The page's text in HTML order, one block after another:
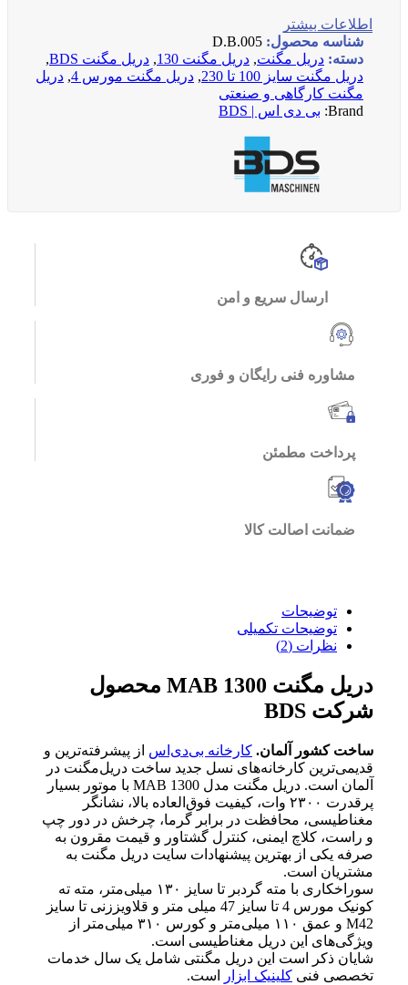
اطلاعات بیشتر
شناسه محصول: D.B.005
دسته: دریل مگنت, دریل مگنت 130 , دریل مگنت BDS
,
دریل مگنت سایز 100 تا 230
, دریل مگنت مورس 4 , دریل
مگنت کارگاهی و صنعتی
Brand: بی دی اس | BDS
ارسال سریع و امن
مشاوره فنی رایگان و فوری
پرداخت مطمئن
ضمانت اصالت کالا
توضیحات
توضیحات تکمیلی
نظرات (2)
دریل مگنت MAB 1300 محصول
شرکت BDS
ساخت کشور آلمان. کارخانه بی‌دی‌اس از پیشرفته‌ترین و
قدیمی‌ترین کارخانه‌های نسل جدید ساخت دریل‌مگنت در
آلمان است. دریل مگنت مدل MAB 1300 با موتور بسیار
پرقدرت ۲۳۰۰ وات، کیفیت فوق‌العاده بالا، نشانگر
مغناطیسی، محافظت در برابر گرما، چرخش در دور چپ
و راست، کلاچ ایمنی، کنترل گشتاور و قیمت مقرون به
صرفه یکی از بهترین پیشنهادات سایت دریل مگنت به
مشتریان است.
سوراخکاری با مته گردبر تا سایز ۱۳۰ میلی‌متر، مته ته
کونیک مورس 4 تا سایز 47 میلی متر و قلاویززنی تا سایز
M42 و عمق ۱۱۰ میلی‌متر و کورس ۳۱۰ میلی‌متر از
ویژگی‌های این دریل مغناطیسی است.
شایان ذکر است این دریل مگنتی شامل یک سال خدمات
تخصصی فنی کلینیک ابزار است.